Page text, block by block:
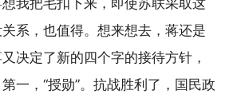
系，也值得。想来想去，蒋还是
决定了新的四个字的接待方针，
一，“授勋”。抗战胜利了，国民政